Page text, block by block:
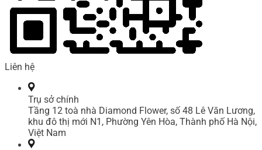
Liên hệ
Trụ sở chính
Tầng 12 toà nhà Diamond Flower, số 48 Lê Văn Lương,
khu đô thị mới N1, Phường Yên Hòa, Thành phố Hà Nội,
Việt Nam